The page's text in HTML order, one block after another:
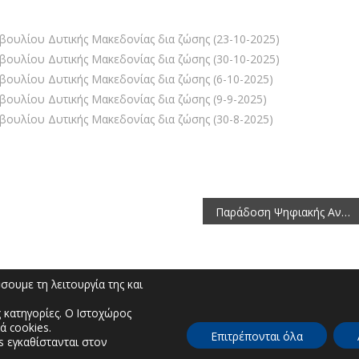
Δυτικής Μακεδονίας δια ζώσης (23-10-2025)
Δυτικής Μακεδονίας δια ζώσης (30-10-2025)
Δυτικής Μακεδονίας δια ζώσης (6-10-2025)
Δυτικής Μακεδονίας δια ζώσης (9-9-2025)
Δυτικής Μακεδονίας δια ζώσης (30-8-2025)
Παράδοση Ψηφιακής Αναβάθμισης και Ενίσχυσης Υποδομών του Εργατοϋπαλληλικού Κέντρου Καστοριάς από την Π.Ε. Καστοριάς
τη λειτουργία της και
Ο Ιστοχώρος
cookies.
στον
Επιτρέπονται όλα